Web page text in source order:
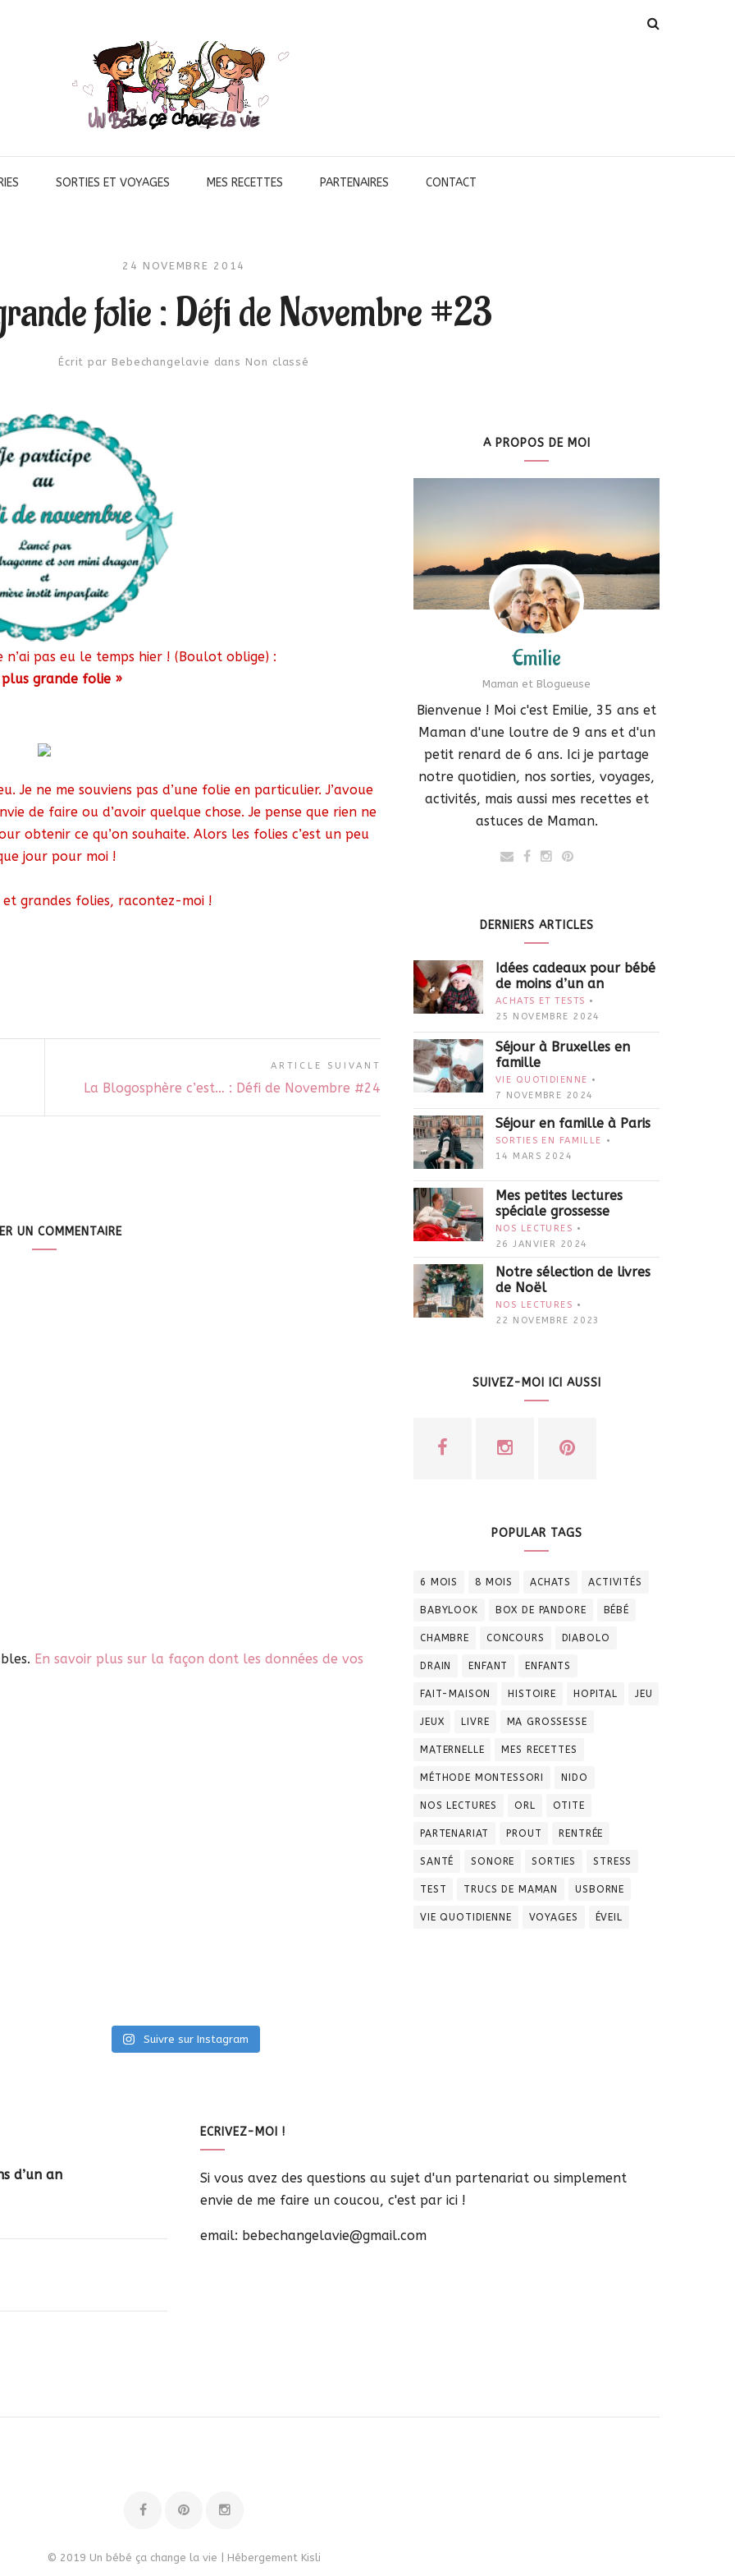
SORTIES ET VOYAGES MES RECETTES PARTENAIRES CONTACT
24 NOVEMBRE 2014
folie : Défi de Novembre #23
Écrit par Bebechangelavie dans Non classé
n’ai pas eu le temps hier ! (Boulot oblige) :
grande folie »
Je ne me souviens pas d’une folie en particulier. J’avoue
de faire ou d’avoir quelque chose. Je pense que rien ne
obtenir ce qu’on souhaite. Alors les folies c’est un peu
jour pour moi !
et grandes folies, racontez-moi !
ARTICLE SUIVANT
La Blogosphère c’est… : Défi de Novembre #24
UN COMMENTAIRE
En savoir plus sur la façon dont les données de vos
A PROPOS DE MOI
Emilie
Maman et Blogueuse
Bienvenue ! Moi c'est Emilie, 35 ans et
Maman d'une loutre de 9 ans et d'un
petit renard de 6 ans. Ici je partage
notre quotidien, nos sorties, voyages,
activités, mais aussi mes recettes et
astuces de Maman.
DERNIERS ARTICLES
Idées cadeaux pour bébé
de moins d’un an
ACHATS ET TESTS
25 NOVEMBRE 2024
Séjour à Bruxelles en
famille
VIE QUOTIDIENNE
7 NOVEMBRE 2024
Séjour en famille à Paris
SORTIES EN FAMILLE
14 MARS 2024
Mes petites lectures
spéciale grossesse
NOS LECTURES
26 JANVIER 2024
Notre sélection de livres
de Noël
NOS LECTURES
22 NOVEMBRE 2023
SUIVEZ-MOI ICI AUSSI
POPULAR TAGS
6 MOIS 8 MOIS ACHATS ACTIVITÉS
BABYLOOK BOX DE PANDORE BÉBÉ
CHAMBRE CONCOURS DIABOLO
DRAIN ENFANT ENFANTS
FAIT-MAISON HISTOIRE HOPITAL JEU
JEUX LIVRE MA GROSSESSE
MATERNELLE MES RECETTES
MÉTHODE MONTESSORI NIDO
NOS LECTURES ORL OTITE
PARTENARIAT PROUT RENTRÉE
SANTÉ SONORE SORTIES STRESS
TEST TRUCS DE MAMAN USBORNE
VIE QUOTIDIENNE VOYAGES ÉVEIL
Suivre sur Instagram
d’un an
ECRIVEZ-MOI !
Si vous avez des questions au sujet d'un partenariat ou simplement
envie de me faire un coucou, c'est par ici !
email: bebechangelavie@gmail.com
© 2019 Un bébé ça change la vie | Hébergement Kisli